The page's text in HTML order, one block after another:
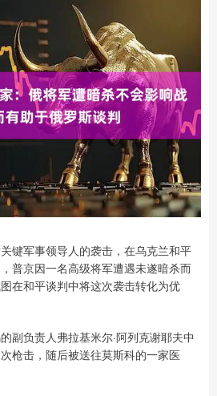
键军事领导人的袭击，在乌克兰和平
普京因一名高级将军遭遇未遂暗杀而
在和平谈判中将这次袭击转化为优
副负责人弗拉基米尔·阿列克谢耶夫中
枪击，随后被送往莫斯科的一家医